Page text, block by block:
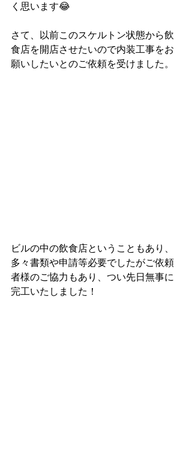
く思います😂
さて、以前このスケルトン状態から飲
食店を開店させたいので内装工事をお
願いしたいとのご依頼を受けました。
ビルの中の飲食店ということもあり、
多々書類や申請等必要でしたがご依頼
者様のご協力もあり、つい先日無事に
完工いたしました！